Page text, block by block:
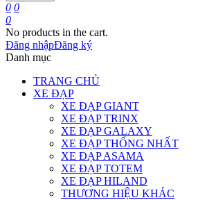
0 0
0
No products in the cart.
Đăng nhậpĐăng ký
Danh mục
TRANG CHỦ
XE ĐẠP
XE ĐẠP GIANT
XE ĐẠP TRINX
XE ĐẠP GALAXY
XE ĐẠP THỐNG NHẤT
XE ĐẠP ASAMA
XE ĐẠP TOTEM
XE ĐẠP HILAND
THƯƠNG HIỆU KHÁC